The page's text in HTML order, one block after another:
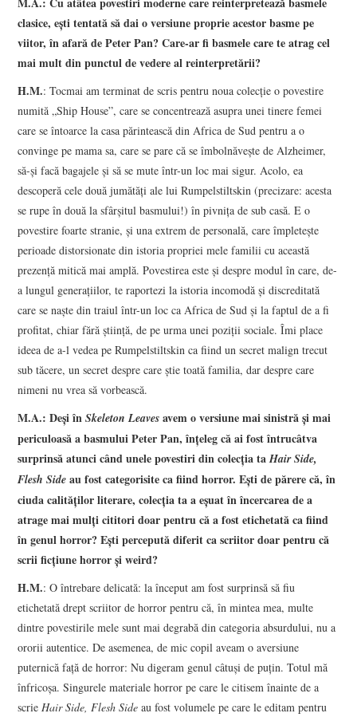
clasice, eşti tentată să dai o versiune proprie acestor basme pe
viitor, în afară de Peter Pan? Care-ar fi basmele care te atrag cel
mai mult din punctul de vedere al reinterpretării?
H.M.: Tocmai am terminat de scris pentru noua colecţie o povestire
numită „Ship House”, care se concentrează asupra unei tinere femei
care se întoarce la casa părintească din Africa de Sud pentru a o
convinge pe mama sa, care se pare că se îmbolnăveşte de Alzheimer,
să-şi facă bagajele şi să se mute într-un loc mai sigur. Acolo, ea
descoperă cele două jumătăţi ale lui Rumpelstiltskin (precizare: acesta
se rupe în două la sfârşitul basmului!) în pivniţa de sub casă. E o
povestire foarte stranie, şi una extrem de personală, care împleteşte
perioade distorsionate din istoria propriei mele familii cu această
prezenţă mitică mai amplă. Povestirea este şi despre modul în care, de-
a lungul generaţiilor, te raportezi la istoria incomodă şi discreditată
care se naşte din traiul într-un loc ca Africa de Sud şi la faptul de a fi
profitat, chiar fără ştiinţă, de pe urma unei poziţii sociale. Îmi place
ideea de a-l vedea pe Rumpelstiltskin ca fiind un secret malign trecut
sub tăcere, un secret despre care ştie toată familia, dar despre care
nimeni nu vrea să vorbească.
M.A.: Deşi înSkeleton Leaves avem o versiune mai sinistră şi mai
periculoasă a basmului Peter Pan, înţeleg că ai fost întrucâtva
surprinsă atunci când unele povestiri din colecţia taHair Side,
Flesh Side au fost categorisite ca fiind horror. Eşti de părere că, în
ciuda calităţilor literare, colecţia ta a eşuat în încercarea de a
atrage mai mulţi cititori doar pentru că a fost etichetată ca fiind
în genul horror? Eşti percepută diferit ca scriitor doar pentru că
scrii ficţiune horror şi weird?
H.M.: O întrebare delicată: la început am fost surprinsă să fiu
etichetată drept scriitor de horror pentru că, în mintea mea, multe
dintre povestirile mele sunt mai degrabă din categoria absurdului, nu a
ororii autentice. De asemenea, de mic copil aveam o aversiune
puternică faţă de horror: Nu digeram genul câtuşi de puţin. Totul mă
înfricoşa. Singurele materiale horror pe care le citisem înainte de a
scrieHair Side, Flesh Side au fost volumele pe care le editam pentru